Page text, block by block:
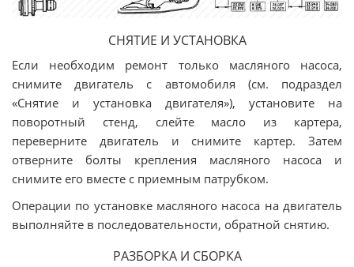
СНЯТИЕ И УСТАНОВКА
Если необходим ремонт только масляного насоса,
снимите двигатель с автомобиля (см. подраздел
«Снятие и установка двигателя»), установите на
поворотный стенд, слейте масло из картера,
переверните двигатель и снимите картер. Затем
отверните болты крепления масляного насоса и
снимите его вместе с приемным патрубком.
Операции по установке масляного насоса на двигатель
выполняйте в последовательности, обратной снятию.
РАЗБОРКА И СБОРКА